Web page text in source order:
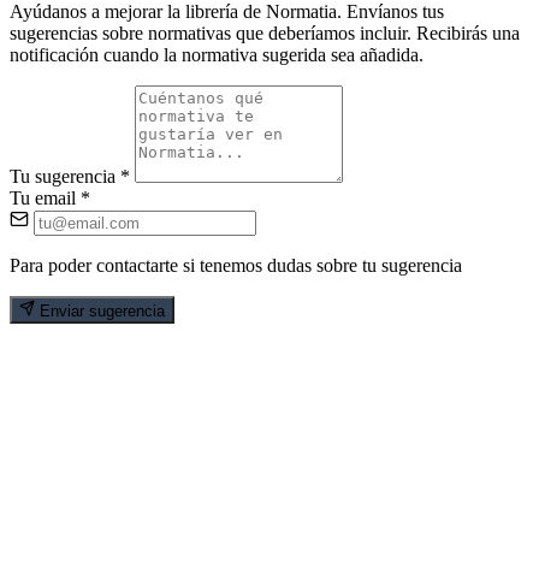
Ayúdanos a mejorar la librería de Normatia. Envíanos tus
sugerencias sobre normativas que deberíamos incluir. Recibirás una
notificación cuando la normativa sugerida sea añadida.
Tu sugerencia *
Tu email *
Para poder contactarte si tenemos dudas sobre tu sugerencia
Enviar sugerencia